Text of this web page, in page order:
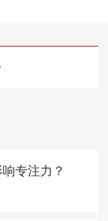
专注力？